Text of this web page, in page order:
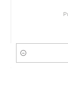
Cantidad